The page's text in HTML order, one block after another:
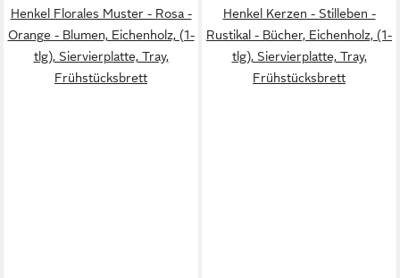
Henkel Florales Muster - Rosa -
Orange - Blumen, Eichenholz, (1-
tlg), Siervierplatte, Tray,
Frühstücksbrett
Henkel Kerzen - Stilleben -
Rustikal - Bücher, Eichenholz, (1-
tlg), Siervierplatte, Tray,
Frühstücksbrett